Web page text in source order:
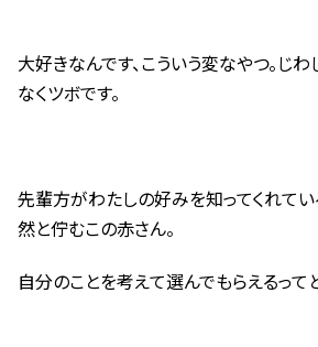
大好きなんです、こういう変なやつ。じわ
なくツボです。
先輩方がわたしの好みを知ってくれてい
然と佇むこの赤さん。
自分のことを考えて選んでもらえるって